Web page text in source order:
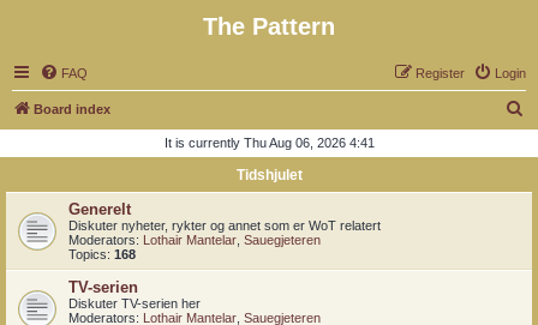
The Pattern
FAQ Login
Register
Board index
r
It is currently Thu Aug 06, 2026 4:41
Tidshjulet
Generelt
Diskuter nyheter, rykter og annet som er WoT relatert
Moderators: Lothair Mantelar Sauegjeteren
Topics: 168
TV-serien
Diskuter TV-serien her
Moderators: Lothair Mantelar Sauegjeteren